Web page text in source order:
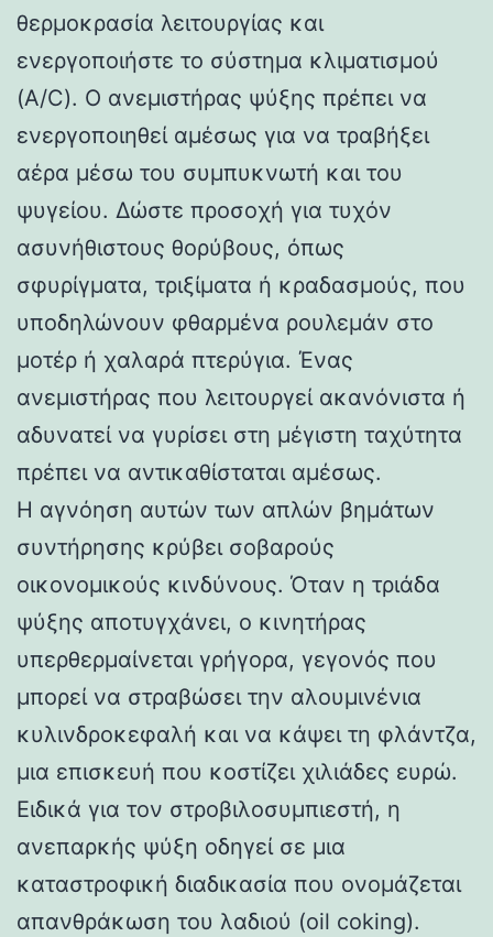
θερμοκρασία λειτουργίας και
ενεργοποιήστε το σύστημα κλιματισμού
(A/C). Ο ανεμιστήρας ψύξης πρέπει να
ενεργοποιηθεί αμέσως για να τραβήξει
αέρα μέσω του συμπυκνωτή και του
ψυγείου. Δώστε προσοχή για τυχόν
ασυνήθιστους θορύβους, όπως
σφυρίγματα, τριξίματα ή κραδασμούς, που
υποδηλώνουν φθαρμένα ρουλεμάν στο
μοτέρ ή χαλαρά πτερύγια. Ένας
ανεμιστήρας που λειτουργεί ακανόνιστα ή
αδυνατεί να γυρίσει στη μέγιστη ταχύτητα
πρέπει να αντικαθίσταται αμέσως.
Η αγνόηση αυτών των απλών βημάτων
συντήρησης κρύβει σοβαρούς
οικονομικούς κινδύνους. Όταν η τριάδα
ψύξης αποτυγχάνει, ο κινητήρας
υπερθερμαίνεται γρήγορα, γεγονός που
μπορεί να στραβώσει την αλουμινένια
κυλινδροκεφαλή και να κάψει τη φλάντζα,
μια επισκευή που κοστίζει χιλιάδες ευρώ.
Ειδικά για τον στροβιλοσυμπιεστή, η
ανεπαρκής ψύξη οδηγεί σε μια
καταστροφική διαδικασία που ονομάζεται
απανθράκωση του λαδιού (oil coking).